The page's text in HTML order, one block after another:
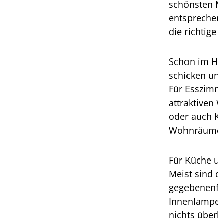
schönsten
die
Schon im
schicken
Für
attraktiven
oder auch
Für Küche
Meist sind
nichts